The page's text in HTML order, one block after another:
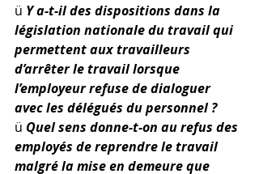
ü Y a-t-il des dispositions dans la
législation nationale du travail qui
permettent aux travailleurs
d’arrêter le travail lorsque
l’employeur refuse de dialoguer
avec les délégués du personnel ?
ü Quel sens donne-t-on au refus des
employés de reprendre le travail
malgré la mise en demeure que